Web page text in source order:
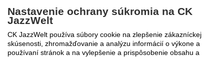
Nastavenie ochrany súkromia na CK
JazzWelt
CK JazzWelt používa súbory cookie na zlepšenie zákazníckej
skúsenosti, zhromažďovanie a analýzu informácií o výkone a
používaní stránok a na vylepšenie a prispôsobenie obsahu a